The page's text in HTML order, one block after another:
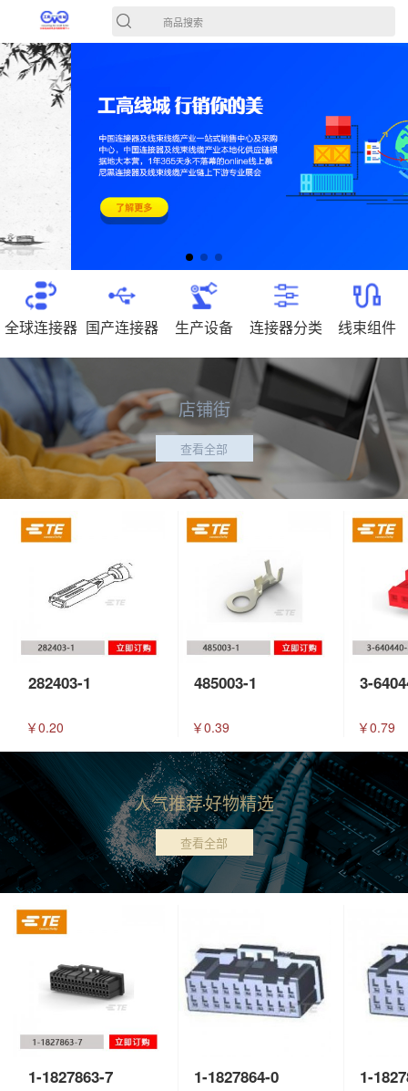
商品搜索
全球连接器 国产连接器 生产设备 连接器分类 线束组件
店铺街
查看全部
282403-1
￥0.20
485003-1
￥0.39
3-
￥0.79
人气推荐好物精选
查看全部
1-1827863-7 1-1827864-0 1-